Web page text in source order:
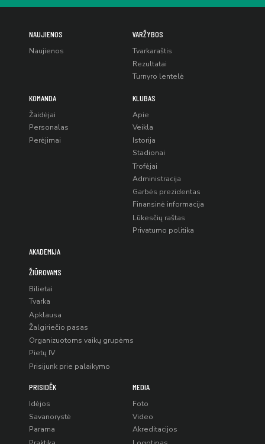
NAUJIENOS
Naujienos
VARŽYBOS
Tvarkaraštis
Rezultatai
Turnyro lentelė
KOMANDA
Žaidėjai
Personalas
Perėjimai
KLUBAS
Apie
Veikla
Istorija
Stadionai
Trofėjai
Administracija
Garbės prezidentas
Finansinė informacija
Lūkesčių raštas
Privatumo politika
AKADEMIJA
ŽIŪROVAMS
Bilietai
Tvarka
Apklausa
Žalgiriečio pasas
Organizuotoms vaikų grupėms
Pietų IV
Prisijunk prie palaikymo
PRISIDĖK
Idėjos
Savanorystė
Parama
MEDIA
Foto
Video
Akreditacijos